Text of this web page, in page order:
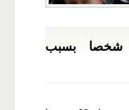
أوكرانيا تعلن وفاة 60 شخصا بسبب